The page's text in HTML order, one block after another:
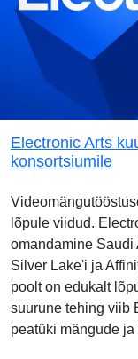
Electronic Arts
konsortsiumile
lõpule viidud.
omandamine Saudi
Silver Lake'i ja
poolt on edukalt
suurune tehing viib
peatüki mängude